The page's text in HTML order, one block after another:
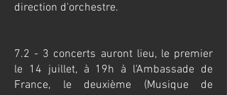
direction d'orchestre.​
7.2 - 3 concerts auront lieu, le premier
le 14 juillet, à 19h à l'Ambassade de
France, le deuxième (Musique de